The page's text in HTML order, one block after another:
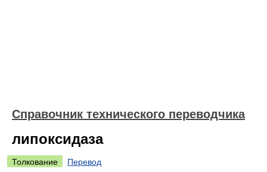
Справочник технического переводчика
липоксидаза
Толкование
Перевод